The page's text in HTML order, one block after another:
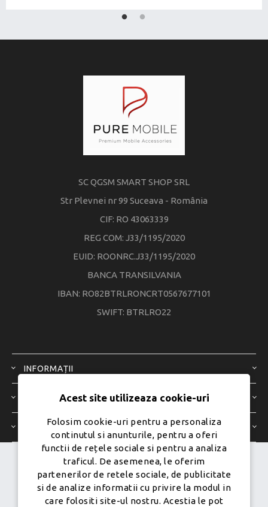
SC QGSM SMART SHOP SRL
Str Plevnei nr 99 Suceava - România
CIF: RO 43063339
REG COM: J33/1195/2020
EUID: ROONRC.J33/1195/2020
BANCA TRANSILVANIA
IBAN: RO82BTRLRONCRT0567677101
SWIFT: BTRLRO22
INFORMAȚII
SERVICIU CLIENȚI
CONTUL MEU
Dezvoltat de
Ecom Digital -
Powered bynopCommerce
Acest site utilizeaza cookie-uri
Folosim cookie-uri pentru a personaliza
continutul si anunturile, pentru a oferi
functii de rețele sociale si pentru a analiza
traficul. De asemenea, le oferim
partenerilor de retele sociale, de publicitate
si de analize informatii cu privire la modul in
care folositi site-ul nostru. Acestia le pot